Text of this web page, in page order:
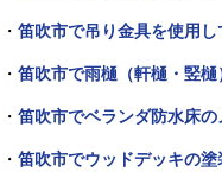
・ 笛吹市で吊り金具を使用
・ 笛吹市で雨樋（軒樋・竪
・ 笛吹市でベランダ防水床
・ 笛吹市でウッドデッキの